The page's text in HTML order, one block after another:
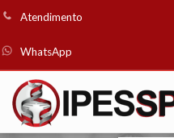
Atendimento
WhatsApp